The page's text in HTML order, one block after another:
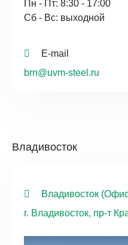
Пн - Пт: 8:30 - 17:00
Сб - Вс: выходной
E-mail
brn@uvm-steel.ru
Владивосток
Владивосток
г. Владивосток, пр-т